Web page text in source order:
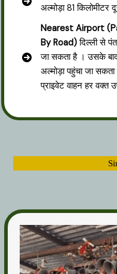
अल्मोड़ा 81
Nearest Airport
By Road)दिल्ली से
जा सकता है । उसके
अल्मोड़ा पहुंचा जा
प्राइवेट वाहन हर वक्त